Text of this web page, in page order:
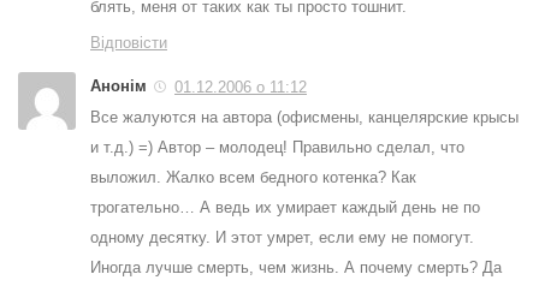
блять, меня от таких как ты просто тошнит.
Відповісти
Анонім
01.12.2006 о 11:12
Все жалуются на автора (офисмены, канцелярские крысы
и т.д.) =) Автор – молодец! Правильно сделал, что
выложил. Жалко всем бедного котенка? Как
трогательно… А ведь их умирает каждый день не по
одному десятку. И этот умрет, если ему не помогут.
Иногда лучше смерть, чем жизнь. А почему смерть? Да